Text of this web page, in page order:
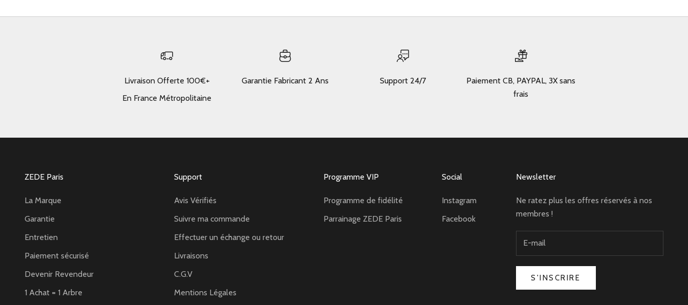
Livraison Offerte 100€+
En France Métropolitaine
Garantie Fabricant 2 Ans Support 24/7
Paiement CB, PAYPAL, 3X sans
frais
ZEDE Paris
La Marque
Garantie
Entretien
Paiement sécurisé
Devenir Revendeur
1 Achat = 1 Arbre
Support
Avis Vérifiés
Suivre ma commande
Effectuer un échange ou retour
Livraisons
C.G.V
Mentions Légales
Programme VIP
Programme de fidélité
Parrainage ZEDE Paris
Social
Instagram
Facebook
Newsletter
Ne ratez plus les offres réservés à nos
membres !
S'INSCRIRE